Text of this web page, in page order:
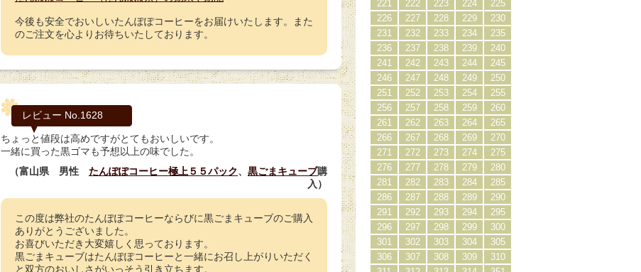
今後も安全でおいしいたんぽぽコーヒーをお届けいたします。また
のご注文を心よりお待ちいたしております。
レビュー No.1628
ちょっと値段は高めですがとてもおいしいです。
一緒に買った黒ゴマも予想以上の味でした。
（富山県 男性 たんぽぽコーヒー極上５５パック、 黒ごまキューブ購
入）
この度は弊社のたんぽぽコーヒーならびに黒ごまキューブのご購入
ありがとうございました。
お喜びいただき大変嬉しく思っております。
黒ごまキューブはたんぽぽコーヒーと一緒にお召し上がりいただく
と双方のおいしさがいっそう引き立ちます。
221
222 223 224
225
226
227 228 229
230
231
232 233 234
235
236
237 238 239
240
241
242 243 244
245
246
247 248 249
250
251
252 253 254
255
256
257 258 259
260
261
262 263 264
265
266
267 268 269
270
271
272 273 274
275
276
277 278 279
280
281
282 283 284
285
286
287 288 289
290
291
292 293 294
295
296
297 298 299
300
301
302 303 304
305
306
307 308 309
310